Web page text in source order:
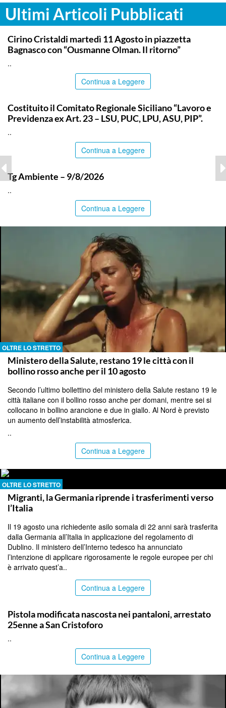
Ultimi Articoli Pubblicati
COMMUNITY
Cirino Cristaldi martedì 11 Agosto in piazzetta
Bagnasco con “Ousmanne Olman. Il ritorno”
..
Continua a Leggere
Costituito il Comitato Regionale Siciliano “Lavoro e
Previdenza ex Art. 23 – LSU, PUC, LPU, ASU, PIP”.
..
Continua a Leggere
ITALPRESS
Tg Ambiente – 9/8/2026
..
Continua a Leggere
OLTRE LO STRETTO
Ministero della Salute, restano 19 le città con il
bollino rosso anche per il 10 agosto
Secondo l’ultimo bollettino del ministero della Salute restano 19 le
città italiane con il bollino rosso anche per domani, mentre sei si
collocano in bollino arancione e due in giallo. Al Nord è previsto
un aumento dell’instabilità atmosferica.
..
Continua a Leggere
OLTRE LO STRETTO
Migranti, la Germania riprende i trasferimenti verso
l’Italia
Il 19 agosto una richiedente asilo somala di 22 anni sarà trasferita
dalla Germania all’Italia in applicazione del regolamento di
Dublino. Il ministero dell’Interno tedesco ha annunciato
l’intenzione di applicare rigorosamente le regole europee per chi
è arrivato quest’a..
Continua a Leggere
Pistola modificata nascosta nei pantaloni, arrestato
25enne a San Cristoforo
..
Continua a Leggere